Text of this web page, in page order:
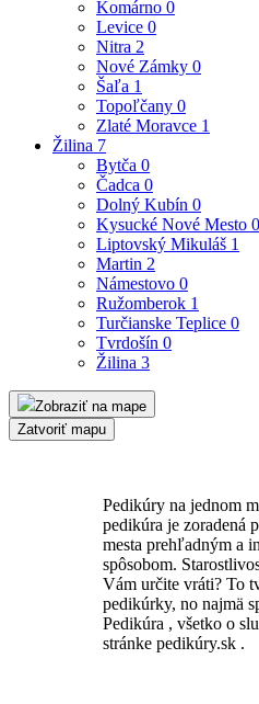
Komárno 0
Levice 0
Nitra 2
Nové Zámky 0
Šaľa 1
Topoľčany 0
Zlaté Moravce 1
Žilina 7
Bytča 0
Čadca 0
Dolný Kubín 0
Kysucké Nové Mesto 0
Liptovský Mikuláš 1
Martin 2
Námestovo 0
Ružomberok 1
Turčianske Teplice 0
Tvrdošín 0
Žilina 3
Zobraziť na mape
Zatvoriť mapu
Pedikúry na jednom
pedikúra je zoradená
mesta prehľadným a
spôsobom.
Vám určite vráti? To
pedikúrky, no najmä
Pedikúra , všetko o
stránke pedikúry.sk .